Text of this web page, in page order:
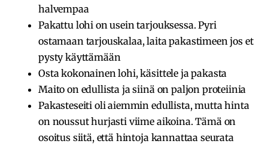
halvempaa
Pakattu lohi on usein tarjouksessa. Pyri
ostamaan tarjouskalaa, laita pakastimeen jos et
pysty käyttämään
Osta kokonainen lohi, käsittele ja pakasta
Maito on edullista ja siinä on paljon proteiinia
Pakasteseiti oli aiemmin edullista, mutta hinta
on noussut hurjasti viime aikoina. Tämä on
osoitus siitä, että hintoja kannattaa seurata